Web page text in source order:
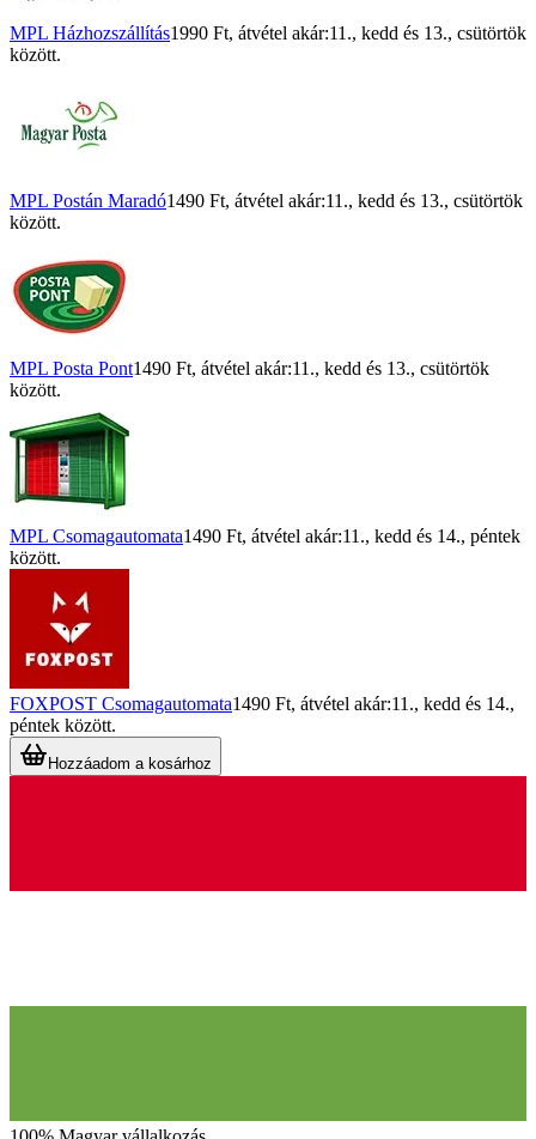
MPL Házhozszállítás1990 Ft, átvétel akár:11., kedd és 13., csütörtök
között.
MPL Postán Maradó1490 Ft, átvétel akár:11., kedd és 13., csütörtök
között.
MPL Posta Pont1490 Ft, átvétel akár:11., kedd és 13., csütörtök
között.
MPL Csomagautomata1490 Ft, átvétel akár:11., kedd és 14., péntek
között.
FOXPOST Csomagautomata1490 Ft, átvétel akár:11., kedd és 14.,
péntek között.
Hozzáadom a kosárhoz